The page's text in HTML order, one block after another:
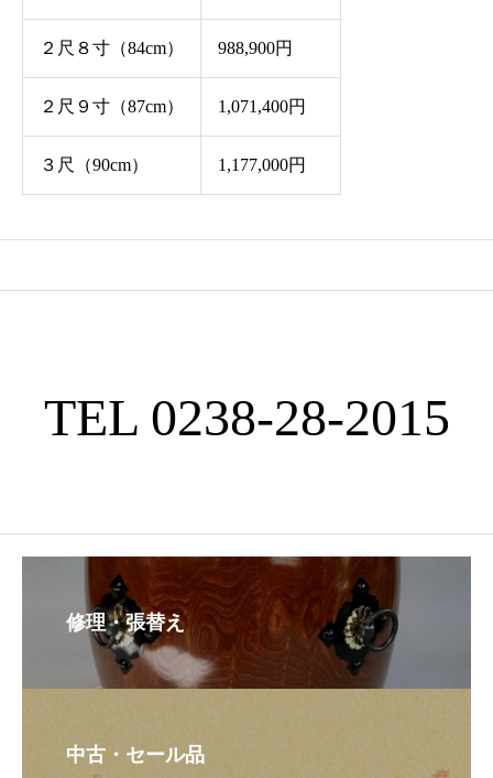
２尺８寸（84cm） 988,900円
２尺９寸（87cm） 1,071,400円
３尺（90cm） 1,177,000円
TEL 0238-28-2015
修理・張替え
中古・セール品